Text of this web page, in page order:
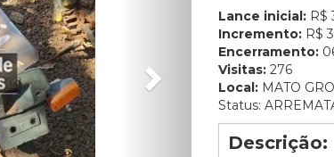
Lance inicial: R$
Incremento: R$
Encerramento:
Visitas: 276
Local: MATO
Status:
Descrição: